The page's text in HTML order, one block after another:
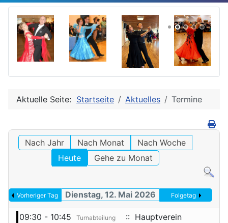
Aktuelle Seite: Startseite Aktuelles Termine
Nach Jahr Nach Monat
Nach Woche
Heute
Gehe zu Monat
Vorheriger Tag Dienstag, 12. Mai 2026 Folgetag
09:30 - 10:45 Turnabteilung
:: Hauptverein